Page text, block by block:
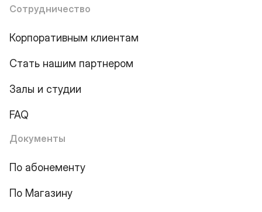
Сотрудничество
Корпоративным клиентам
Стать нашим партнером
Залы и студии
FAQ
Документы
По абонементу
По Магазину